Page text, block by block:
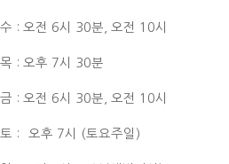
수 : 오전 6시 30분, 오전 10시
목 : 오후 7시 30분
금 : 오전 6시 30분, 오전 10시
토 : 오후 7시 (토요주일)